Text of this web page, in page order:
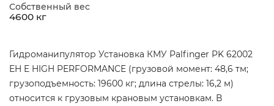
Собственный вес
4600 кг
Гидроманипулятор Установка КМУ Palfinger PK 62002
EH E HIGH PERFORMANCE (грузовой момент: 48,6 тм;
грузоподъемность: 19600 кг; длина стрелы: 16,2 м)
относится к грузовым крановым установкам. В